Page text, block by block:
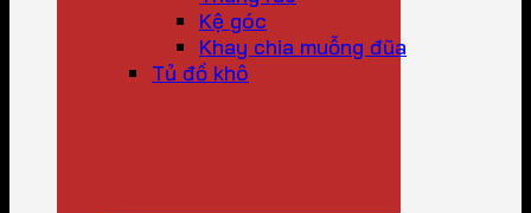
Kệ góc
Khay chia muỗng đũa
Tủ đồ khô